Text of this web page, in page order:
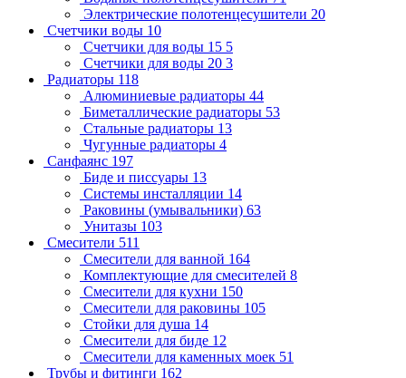
Электрические полотенцесушители 20
Счетчики воды 10
Счетчики для воды 15 5
Счетчики для воды 20 3
Радиаторы 118
Алюминиевые радиаторы 44
Биметаллические радиаторы 53
Стальные радиаторы 13
Чугунные радиаторы 4
Санфаянс 197
Биде и писсуары 13
Системы инсталляции 14
Раковины (умывальники) 63
Унитазы 103
Смесители 511
Смесители для ванной 164
Комплектующие для смесителей 8
Смесители для кухни 150
Смесители для раковины 105
Стойки для душа 14
Смесители для биде 12
Смесители для каменных моек 51
Трубы и фитинги 162